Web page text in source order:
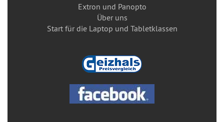
Extron und Panopto
Über uns
Start für die Laptop und Tabletklassen